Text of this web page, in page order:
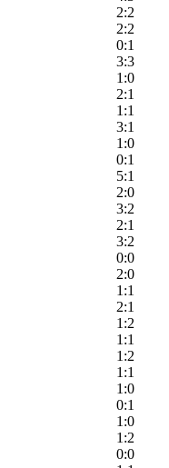
2:2
2:2
0:1
3:3
1:0
2:1
1:1
3:1
1:0
0:1
5:1
2:0
3:2
2:1
3:2
0:0
2:0
1:1
2:1
1:2
1:1
1:2
1:1
1:0
0:1
1:0
1:2
0:0